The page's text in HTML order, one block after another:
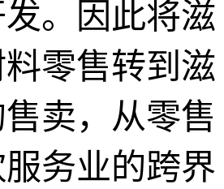
。因此将滋
零售转到滋
卖，从零售
务业的跨界